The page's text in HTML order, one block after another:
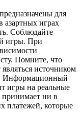
для
азартных играх
Соблюдайте
игры. При
Помните, что
источником
Информационный
игры на реальные
принимает ни в
платежей, которые